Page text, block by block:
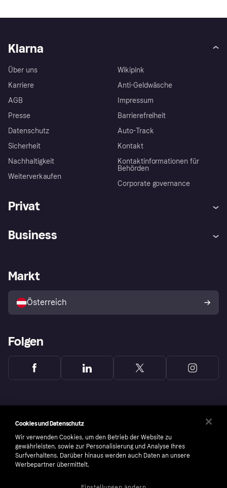
Klarna
Über uns
Karriere
AGB
Presse
Datenschutz
Sicherheit
Nachhaltigkeit
Weiterverkaufen
Wikipink
Anti-Geldwäsche
Impressum
Barrierefreiheit
Auto-Track
Kontakt
Kontaktinformationen für
Behörden
Corporate governance
Privat
Shops entdecken
Business
Händlerportal
Markt
Österreich
Folgen
Cookies und Datenschutz
Wir verwenden Cookies, um den Betrieb der Website zu
gewährleisten, sowie zur Personalisierung und Analyse Ihres
Surfverhaltens. Darüber hinaus werden auch Daten an unsere
Werbepartner übermittelt.